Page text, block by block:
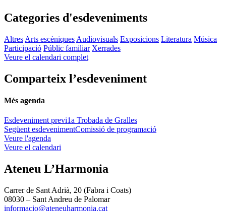
Categories d'esdeveniments
Altres Arts escèniques Audiovisuals Exposicions Literatura Música
Participació Públic familiar Xerrades
Veure el calendari complet
Comparteix l’esdeveniment
Més agenda
Esdeveniment previ1a Trobada de Gralles
Següent esdevenimentComissió de programació
Veure l'agenda
Veure el calendari
Ateneu L’Harmonia
Carrer de Sant Adrià, 20 (Fabra i Coats)
08030 – Sant Andreu de Palomar
informacio@ateneuharmonia.cat